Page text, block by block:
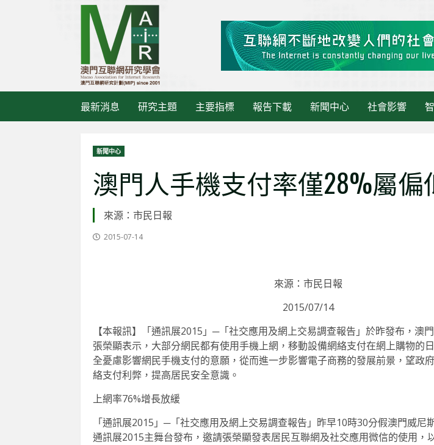
最新消息 研究主題 主要指標 報告下載 新聞中心 社會影響
新聞中心
澳門人手機支付率僅28%屬偏
來源：市民日報
2015-07-14
來源：市民日報
2015/07/14
【本報訊】「通訊展2015」─「社交應用及網上交易調查報告」於昨發布，澳
張榮顯表示，大部分網民都有使用手機上網，移動設備網絡支付在網上購物的
全憂慮影響網民手機支付的意願，從而進一步影響電子商務的發展前景，望政
絡支付利弊，提高居民安全意識。
上網率76%增長放緩
「通訊展2015」─「社交應用及網上交易調查報告」昨早10時30分假澳門威尼
通訊展2015主舞台發布，邀請張榮顯發表居民互聯網及社交應用微信的使用，